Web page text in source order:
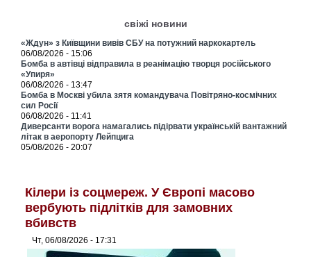
свіжі новини
«Ждун» з Київщини вивів СБУ на потужний наркокартель
06/08/2026 - 15:06
Бомба в автівці відправила в реанімацію творця російського
«Упиря»
06/08/2026 - 13:47
Бомба в Москві убила зятя командувача Повітряно-космічних
сил Росії
06/08/2026 - 11:41
Диверсанти ворога намагались підірвати українській вантажний
літак в аеропорту Лейпцига
05/08/2026 - 20:07
Кілери із соцмереж. У Європі масово
вербують підлітків для замовних
вбивств
Чт, 06/08/2026 - 17:31